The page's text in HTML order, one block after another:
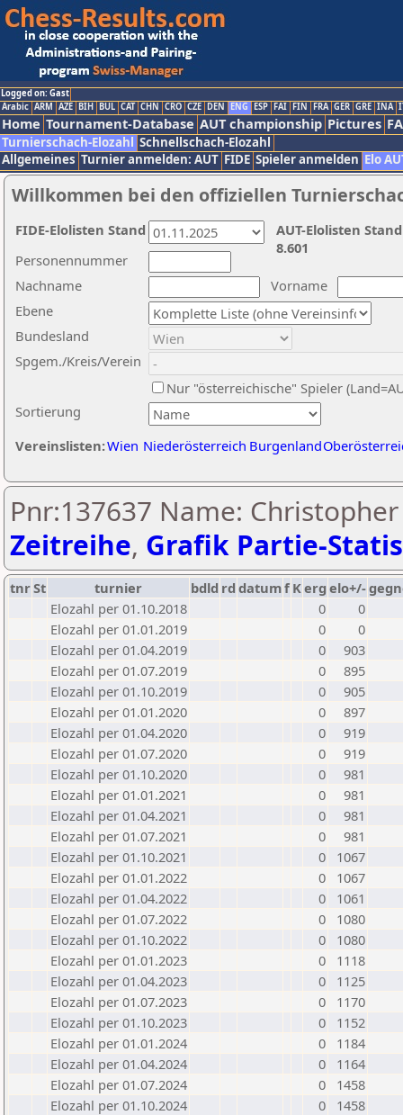
Logged on: Gast
Arabic ARM AZE BIH BUL CAT CHN CRO CZE DEN ENG ESP FAI FIN FRA GER GRE INA
Home Tournament-Database AUT championship Pictures
Turnierschach-Elozahl Schnellschach-Elozahl
Allgemeines Turnier anmelden: AUT FIDE Spieler anmelden Elo
Willkommen bei den offiziellen
Nachname
Vorname
Ebene
Sortierung
Personennummer
Bundesland
Spgem./Kreis/Verein
Nur "österreichische" Spieler
Vereinslisten:Wien Niederösterreich Burgenland
AUT-Elolisten
8.601
FIDE-Elolisten Stand
Pnr:137637 Name:
Zeitreihe, Grafik Partie-
tnrSt turnier bdld rd datumf Kerg elo+/-
Elozahl per 01.10.2018
0
0
Elozahl per 01.01.2019
0
0
Elozahl per 01.04.2019
0
903
Elozahl per 01.07.2019
0
895
Elozahl per 01.10.2019
0
905
Elozahl per 01.01.2020
0
897
Elozahl per 01.04.2020
0
919
Elozahl per 01.07.2020
0
919
Elozahl per 01.10.2020
0
981
Elozahl per 01.01.2021
0
981
Elozahl per 01.04.2021
0
981
Elozahl per 01.07.2021
0
981
Elozahl per 01.10.2021
0
1067
Elozahl per 01.01.2022
0
1067
Elozahl per 01.04.2022
0
1061
Elozahl per 01.07.2022
0
1080
Elozahl per 01.10.2022
0
1080
Elozahl per 01.01.2023
0
1118
Elozahl per 01.04.2023
0
1125
Elozahl per 01.07.2023
0
1170
Elozahl per 01.10.2023
0
1152
Elozahl per 01.01.2024
0
1184
Elozahl per 01.04.2024
0
1164
Elozahl per 01.07.2024
0
1458
Elozahl per 01.10.2024
0
1458